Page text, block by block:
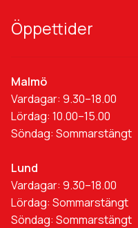
Öppettider
Malmö
Vardagar: 9.30–18.00
Lördag: 10.00–15.00
Söndag: Sommarstängt
Lund
Vardagar: 9.30–18.00
Lördag: Sommarstängt
Söndag: Sommarstängt